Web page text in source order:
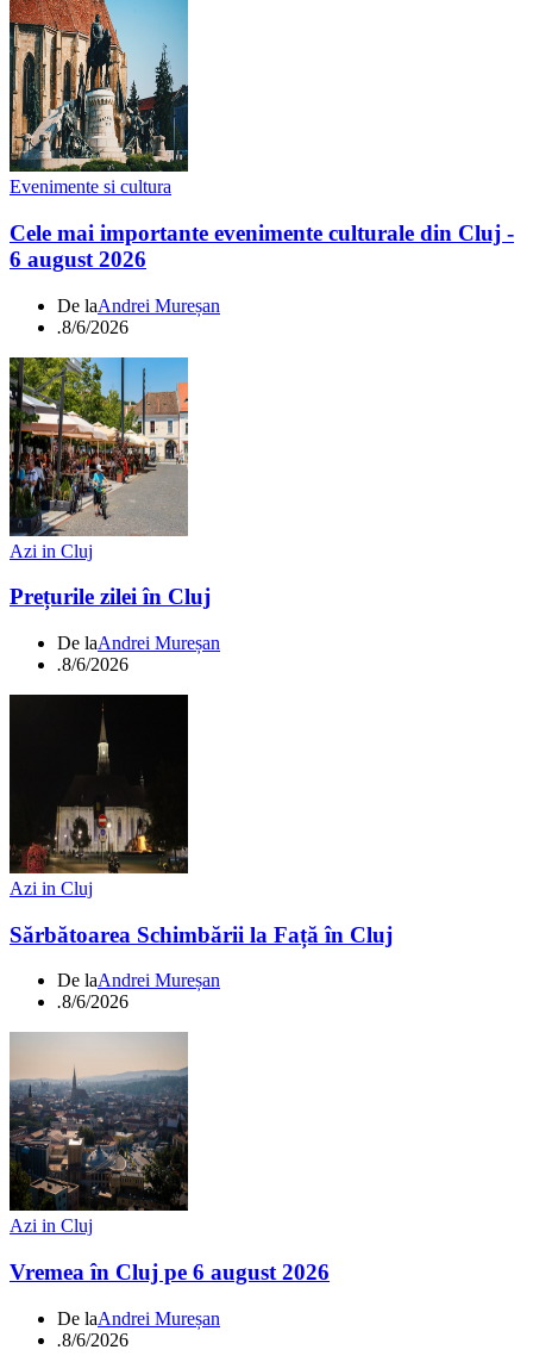
Evenimente si cultura
Cele mai importante evenimente culturale din Cluj -
6 august 2026
De laAndrei Mureșan
.8/6/2026
Azi in Cluj
Prețurile zilei în Cluj
De laAndrei Mureșan
.8/6/2026
Azi in Cluj
Sărbătoarea Schimbării la Față în Cluj
De laAndrei Mureșan
.8/6/2026
Azi in Cluj
Vremea în Cluj pe 6 august 2026
De laAndrei Mureșan
.8/6/2026